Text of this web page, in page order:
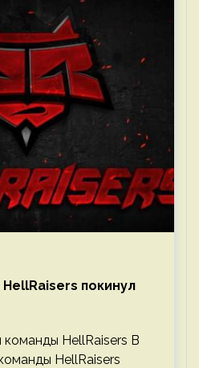
покинул
HellRaisers В
HellRaisers